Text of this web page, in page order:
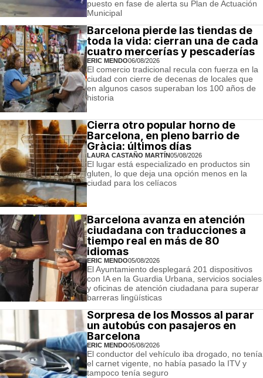
puesto en fase de alerta su Plan de Actuación
Municipal
Barcelona pierde las tiendas de
toda la vida: cierran una de cada
cuatro mercerías y pescaderías
ERIC MENDO06/08/2026
El comercio tradicional recula con fuerza en la
ciudad con cierre de decenas de locales que
en algunos casos superaban los 100 años de
historia
Cierra otro popular horno de
Barcelona, en pleno barrio de
Gràcia: últimos días
LAURA CASTAÑO MARTÍN05/08/2026
El lugar está especializado en productos sin
gluten, lo que deja una opción menos en la
ciudad para los celíacos
Barcelona avanza en atención
ciudadana con traducciones a
tiempo real en más de 80
idiomas
ERIC MENDO05/08/2026
El Ayuntamiento desplegará 201 dispositivos
con IA en la Guardia Urbana, servicios sociales
y oficinas de atención ciudadana para superar
barreras lingüísticas
Sorpresa de los Mossos al parar
un autobús con pasajeros en
Barcelona
ERIC MENDO05/08/2026
El conductor del vehículo iba drogado, no tenía
el carnet vigente, no había pasado la ITV y
tampoco tenía seguro